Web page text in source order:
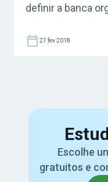
definir a banca
empresa
informação foi
27 fev 2018
Escolhe
gratuitos e